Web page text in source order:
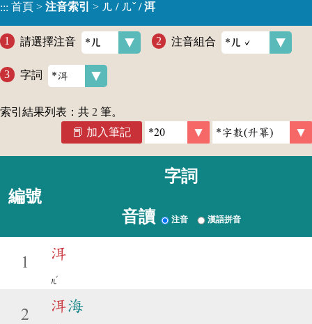
::: 首頁 > 注音索引 > ㄦ / ㄦˇ / 洱
請選擇注音 注音組合
字詞
索引結果列表：共 2 筆。
加入筆記
編號
字詞
音讀 注音 漢語拼音
1
洱
ㄦ
ˇ
2
洱海